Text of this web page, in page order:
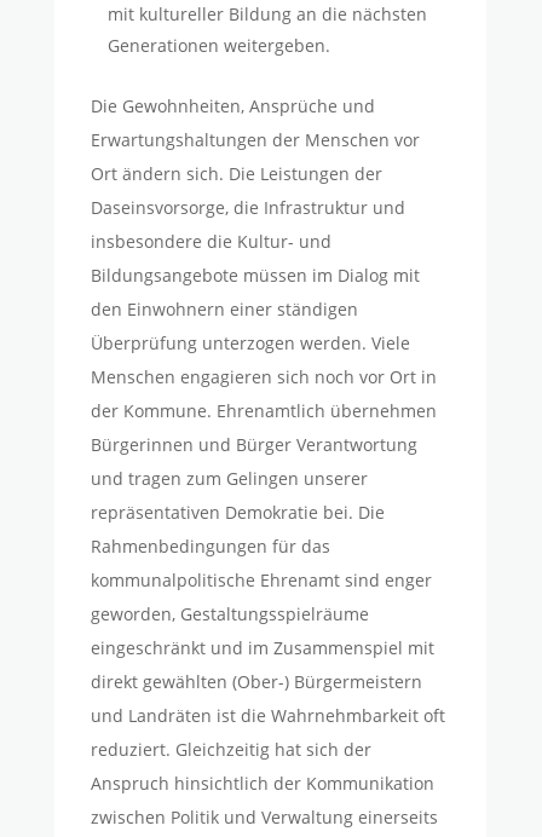
mit kultureller Bildung an die nächsten
Generationen weitergeben.
Die Gewohnheiten, Ansprüche und
Erwartungshaltungen der Menschen vor
Ort ändern sich. Die Leistungen der
Daseinsvorsorge, die Infrastruktur und
insbesondere die Kultur- und
Bildungsangebote müssen im Dialog mit
den Einwohnern einer ständigen
Überprüfung unterzogen werden. Viele
Menschen engagieren sich noch vor Ort in
der Kommune. Ehrenamtlich übernehmen
Bürgerinnen und Bürger Verantwortung
und tragen zum Gelingen unserer
repräsentativen Demokratie bei. Die
Rahmenbedingungen für das
kommunalpolitische Ehrenamt sind enger
geworden, Gestaltungsspielräume
eingeschränkt und im Zusammenspiel mit
direkt gewählten (Ober-) Bürgermeistern
und Landräten ist die Wahrnehmbarkeit oft
reduziert. Gleichzeitig hat sich der
Anspruch hinsichtlich der Kommunikation
zwischen Politik und Verwaltung einerseits